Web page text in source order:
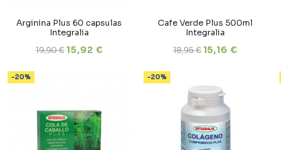
Arginina Plus 60 capsulas
Integralia
19,90 €15,92 €
Cafe Verde Plus 500ml
Integralia
18,95 € 15,16 €
-20% -20%